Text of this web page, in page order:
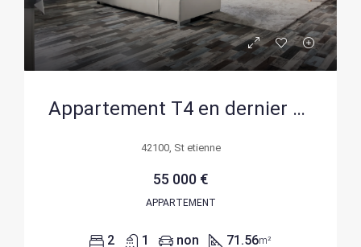
Appartement T4 en dernier étage avec parking à Bellevue/Solaure, Saint-Étienne
42100, St etienne
55 000 €
APPARTEMENT
2 1 non 71.56m²